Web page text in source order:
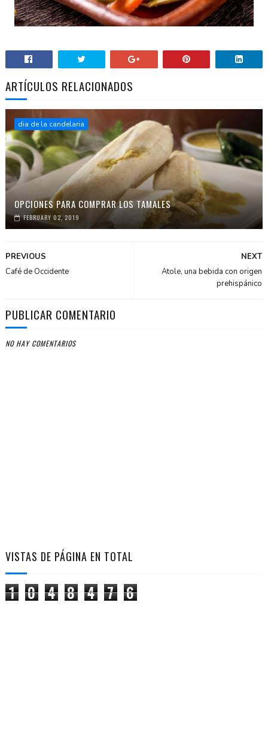
ARTÍCULOS RELACIONADOS
dia de la candelaria
OPCIONES PARA COMPRAR LOS TAMALES
FEBRUARY 02, 2019
NEXT
Atole, una bebida con origen
prehispánico
PREVIOUS
Café de Occidente
PUBLICAR COMENTARIO
NO HAY COMENTARIOS
VISTAS DE PÁGINA EN TOTAL
1 0 4 8 4 7 6